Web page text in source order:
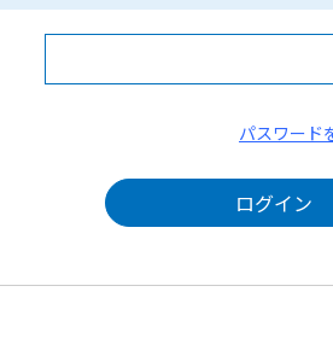
パスワード